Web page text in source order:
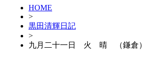
HOME
>
黒田清輝日記
>
九月二十一日 火 晴 （鎌倉）